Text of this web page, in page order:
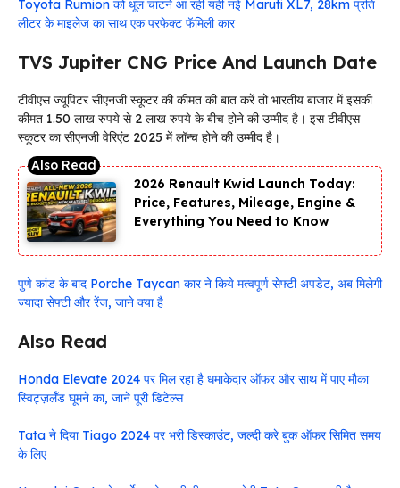
Toyota Rumion को धूल चाटने आ रही यही नई Maruti XL7, 28km प्रति
लीटर के माइलेज का साथ एक परफेक्ट फॅमिली कार
TVS Jupiter CNG Price And Launch Date
टीवीएस ज्यूपिटर सीएनजी स्कूटर की कीमत की बात करें तो भारतीय बाजार में इसकी
कीमत 1.50 लाख रुपये से 2 लाख रुपये के बीच होने की उम्मीद है। इस टीवीएस
स्कूटर का सीएनजी वेरिएंट 2025 में लॉन्च होने की उम्मीद है।
2026 Renault Kwid Launch Today:
Price, Features, Mileage, Engine &
Everything You Need to Know
पुणे कांड के बाद Porche Taycan कार ने किये मत्वपूर्ण सेफ्टी अपडेट, अब मिलेगी
ज्यादा सेफ्टी और रेंज, जाने क्या है
Also Read
Honda Elevate 2024 पर मिल रहा है धमाकेदार ऑफर और साथ में पाए मौका
स्विट्ज़र्लॅंड घूमने का, जाने पूरी डिटेल्स
Tata ने दिया Tiago 2024 पर भरी डिस्काउंट, जल्दी करे बुक ऑफर सिमित समय
के लिए